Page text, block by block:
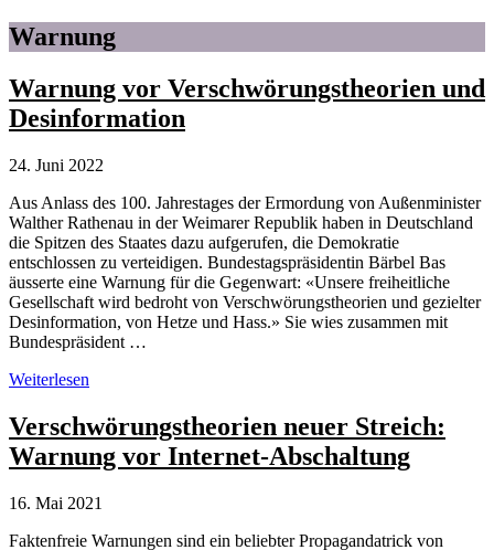
Warnung
Warnung vor Verschwörungstheorien und
Desinformation
24. Juni 2022
Aus Anlass des 100. Jahrestages der Ermordung von Außenminister
Walther Rathenau in der Weimarer Republik haben in Deutschland
die Spitzen des Staates dazu aufgerufen, die Demokratie
entschlossen zu verteidigen. Bundestagspräsidentin Bärbel Bas
äusserte eine Warnung für die Gegenwart: «Unsere freiheitliche
Gesellschaft wird bedroht von Verschwörungstheorien und gezielter
Desinformation, von Hetze und Hass.» Sie wies zusammen mit
Bundespräsident …
Warnung
Verschwörungstheorien
und
Desinformation
Weiterlesen
Verschwörungstheorien neuer Streich:
Warnung vor Internet-Abschaltung
16. Mai 2021
Faktenfreie Warnungen sind ein beliebter Propagandatrick von